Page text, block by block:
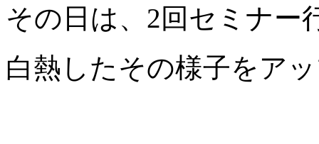
その日は、2回セミナー
白熱したその様子をア